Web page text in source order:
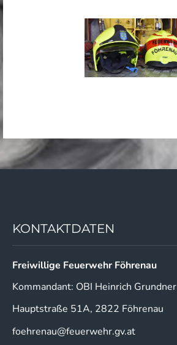
KONTAKTDATEN
Freiwillige Feuerwehr Föhrenau
Kommandant: OBI Heinrich Grundner
Hauptstraße 51A, 2822 Föhrenau
foehrenau@feuerwehr.gv.at